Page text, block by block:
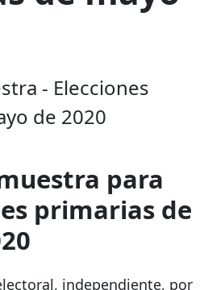
- Elecciones
de 2020
para
primarias de
independiente, por